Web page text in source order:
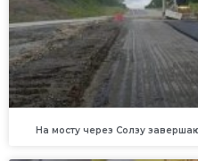
На мосту через Солзу